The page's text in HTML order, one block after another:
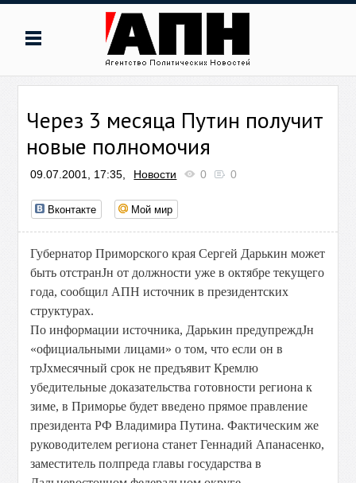
Через 3 месяца Путин получит
новые полномочия
09.07.2001, 17:35, Новости 0 0
Вконтакте Мой мир
Губернатор Приморского края Сергей Дарькин может
быть отстранЈн от должности уже в октябре текущего
года, сообщил АПН источник в президентских
структурах.
По информации источника, Дарькин предупреждЈн
«официальными лицами» о том, что если он в
трЈхмесячный срок не предъявит Кремлю
убедительные доказательства готовности региона к
зиме, в Приморье будет введено прямое правление
президента РФ Владимира Путина. Фактическим же
руководителем региона станет Геннадий Апанасенко,
заместитель полпреда главы государства в